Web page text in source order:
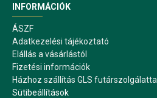
INFORMÁCIÓK
ÁSZF
Adatkezelési tájékoztató
Elállás a vásárlástól
Fizetési információk
Házhoz szállítás GLS futárszolgálattal
Sütibeállítások